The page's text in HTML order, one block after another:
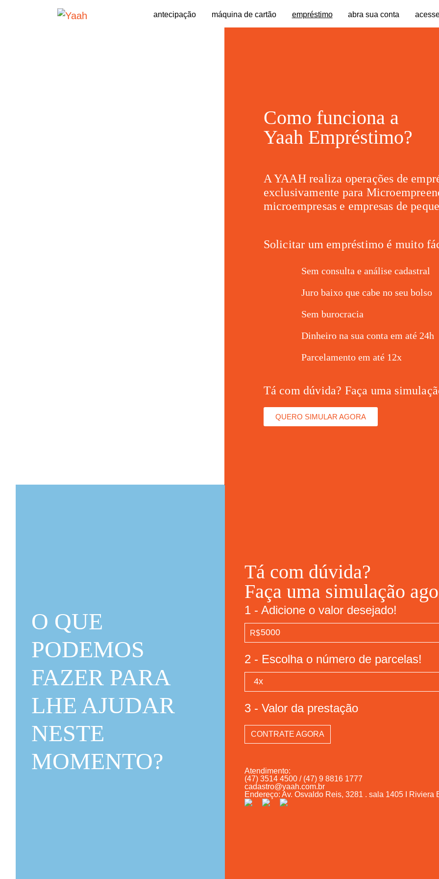
antecipação máquina de cartão empréstimo abra sua conta
Como funciona a
Yaah Empréstimo?
A YAAH realiza operações de
exclusivamente para
microempresas e empresas de
Solicitar um empréstimo é muito
Sem consulta e análise cadastral
Juro baixo que cabe no seu bolso
Sem burocracia
Dinheiro na sua conta em até 24h
Parcelamento em até 12x
Tá com dúvida? Faça uma
QUERO SIMULAR AGORA
O QUE
PODEMOS
FAZER PARA
LHE AJUDAR
NESTE
MOMENTO?
Tá com dúvida?
Faça uma simulação
1 - Adicione o valor desejado!
R$
2 - Escolha o número de parcelas!
3 - Valor da prestação
CONTRATE AGORA
Atendimento:
(47) 3514 4500 / (47) 9 8816 1777
cadastro@yaah.com.br
Endereço: Av. Osvaldo Reis, 3281 . sala 1405 I